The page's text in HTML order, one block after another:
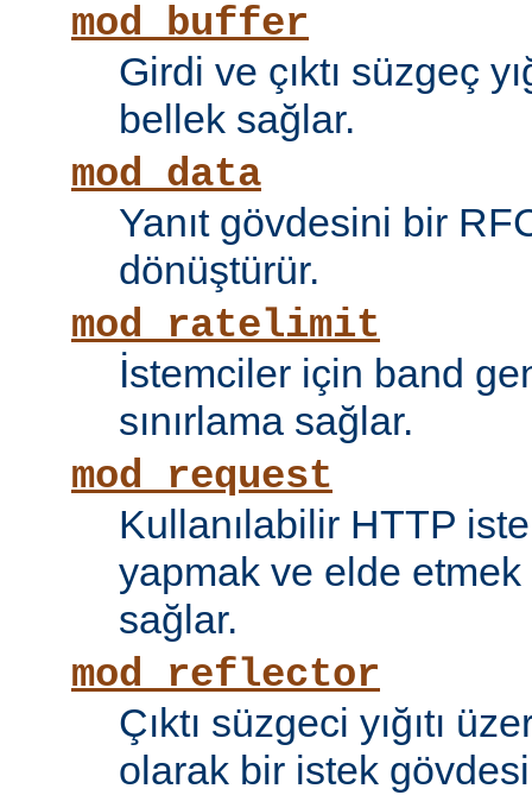
mod_buffer
Girdi ve çıktı süzgeç
bellek sağlar.
mod_data
Yanıt gövdesini bir
dönüştürür.
mod_ratelimit
İstemciler için band
sınırlama sağlar.
mod_request
Kullanılabilir HTTP
yapmak ve elde
sağlar.
mod_reflector
Çıktı süzgeci yığıtı
olarak bir istek